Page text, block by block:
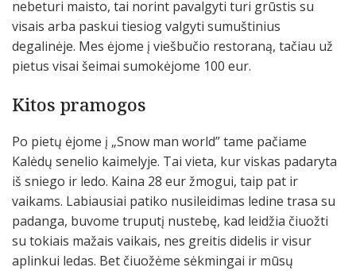
nebeturi maisto, tai norint pavalgyti turi grūstis su
visais arba paskui tiesiog valgyti sumuštinius
degalinėje. Mes ėjome į viešbučio restoraną, tačiau už
pietus visai šeimai sumokėjome 100 eur.
Kitos pramogos
Po pietų ėjome į „Snow man world” tame pačiame
Kalėdų senelio kaimelyje. Tai vieta, kur viskas padaryta
iš sniego ir ledo. Kaina 28 eur žmogui, taip pat ir
vaikams. Labiausiai patiko nusileidimas ledine trasa su
padanga, buvome truputį nustebę, kad leidžia čiuožti
su tokiais mažais vaikais, nes greitis didelis ir visur
aplinkui ledas. Bet čiuožėme sėkmingai ir mūsų